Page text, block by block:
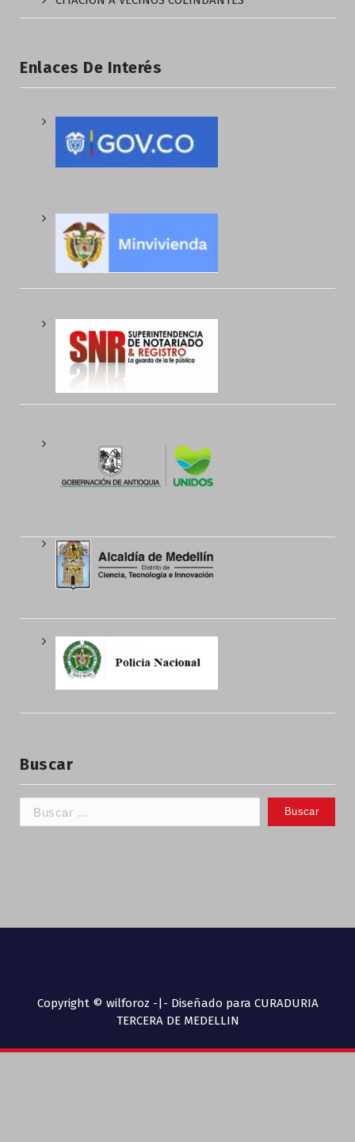
Enlaces De Interés
Buscar
Copyright © wilforoz -|- Diseñado para CURADURIA
TERCERA DE MEDELLIN